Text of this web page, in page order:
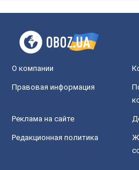
О компании
Правовая информация
Реклама на сайте
Редакционная политика